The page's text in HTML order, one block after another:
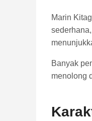
Marin
Banyak
menolong